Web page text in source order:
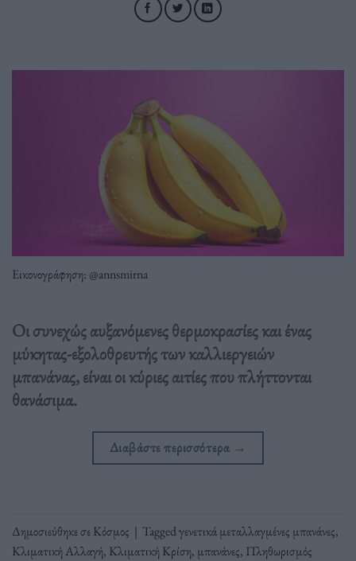
Εικονογράφηση: @annsmirna
Οι συνεχώς αυξανόμενες θερμοκρασίες και ένας
μύκητας-εξολοθρευτής των καλλιεργειών
μπανάνας, είναι οι κύριες αιτίες που πλήττονται
θανάσιμα.
Διαβάστε περισσότερα →
Δημοσιεύθηκε σεΚόσμος | Taggedγενετικά μεταλλαγμένες μπανάνες,
Κλιματική Αλλαγή, Κλιματική Κρίση, μπανάνες, Πληθωρισμός